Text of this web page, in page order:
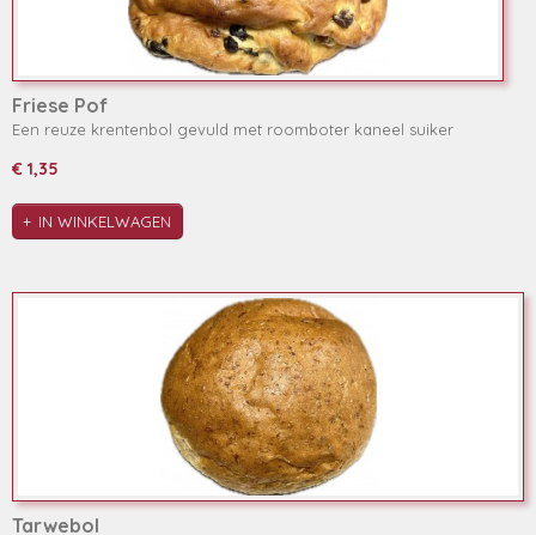
Friese Pof
Een reuze krentenbol gevuld met roomboter kaneel suiker
€ 1,35
IN WINKELWAGEN
Tarwebol